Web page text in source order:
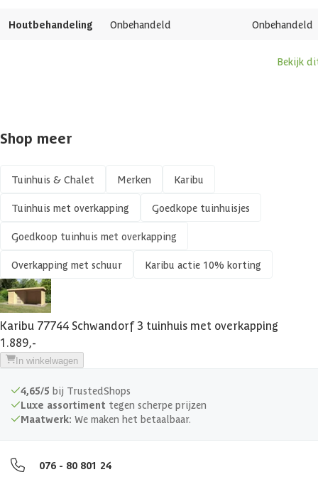
Houtbehandeling Onbehandeld Onbehandeld
Bekijk
Shop meer
Tuinhuis & Chalet Merken Karibu
Tuinhuis met overkapping Goedkope tuinhuisjes
Goedkoop tuinhuis met overkapping
Overkapping met schuur Karibu actie 10% korting
Karibu 77744 Schwandorf 3 tuinhuis met overkapping
1.889,-
In winkelwagen
4,65/5 bij TrustedShops
Luxe assortiment tegen scherpe prijzen
Maatwerk: We maken het betaalbaar.
076 - 80 801 24